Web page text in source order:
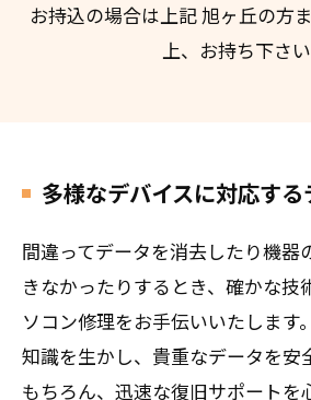
お持込の場合は上記 旭ヶ丘の方
上、お持ち下さい
多様なデバイスに対応す
間違ってデータを消去したり機器
きなかったりするとき、確かな技
ソコン修理をお手伝いいたします
知識を生かし、貴重なデータを安
もちろん、迅速な復旧サポートを